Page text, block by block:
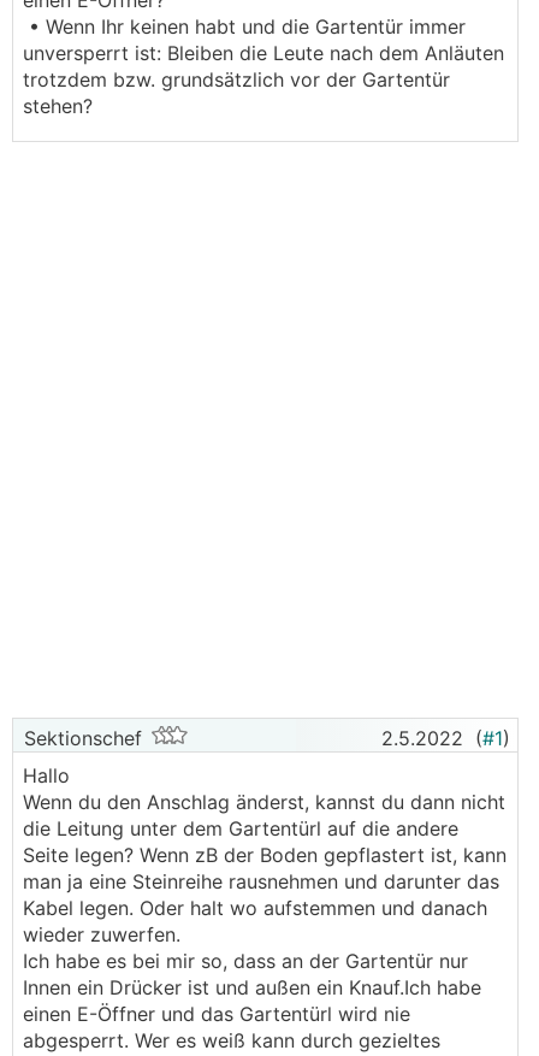
• Wenn Ihr keinen habt und die Gartentür immer
unversperrt ist: Bleiben die Leute nach dem Anläuten
trotzdem bzw. grundsätzlich vor der Gartentür
stehen?
Sektionschef 2.5.2022 (#1)
Hallo
Wenn du den Anschlag änderst, kannst du dann nicht
die Leitung unter dem Gartentürl auf die andere
Seite legen? Wenn zB der Boden gepflastert ist, kann
man ja eine Steinreihe rausnehmen und darunter das
Kabel legen. Oder halt wo aufstemmen und danach
wieder zuwerfen.
Ich habe es bei mir so, dass an der Gartentür nur
Innen ein Drücker ist und außen ein Knauf.Ich habe
einen E-Öffner und das Gartentürl wird nie
abgesperrt. Wer es weiß kann durch gezieltes